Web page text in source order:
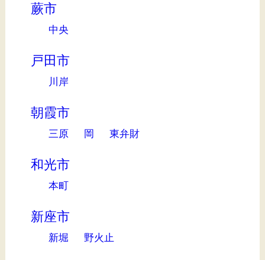
蕨市
中央
戸田市
川岸
朝霞市
三原 岡 東弁財
和光市
本町
新座市
新堀 野火止